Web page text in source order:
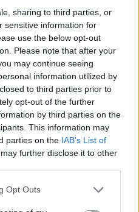
sharing to third parties, or
sensitive information for
use the below opt-out
Please note that after your
may continue seeing
information utilized by
to third parties prior to
opt-out of the further
by third parties on the
This information may
parties on the IAB’s List of
further disclose it to other
Opt Outs
Jūros šventę anksčiau
puošęs Anatolijus